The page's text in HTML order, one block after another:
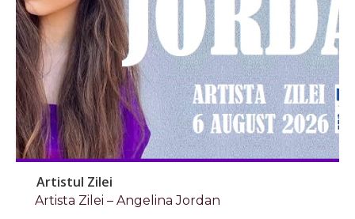
Artistul Zilei
Artista Zilei – Angelina Jordan